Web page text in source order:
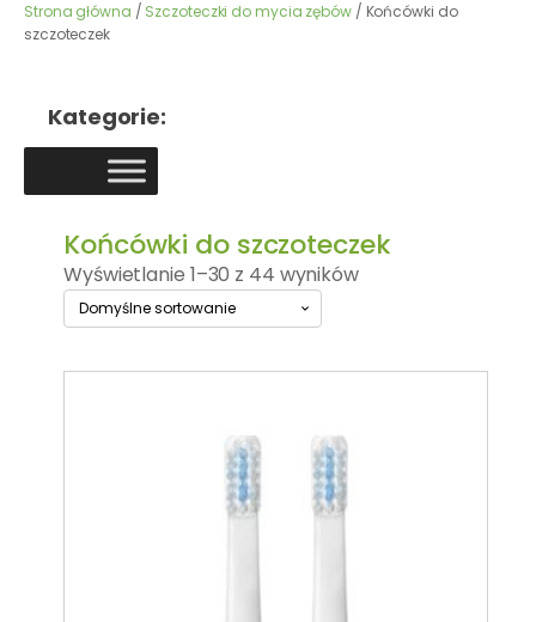
Strona główna / Szczoteczki do mycia zębów/ Końcówki do
szczoteczek
Kategorie:
Końcówki do szczoteczek
Wyświetlanie 1–30 z 44 wyników